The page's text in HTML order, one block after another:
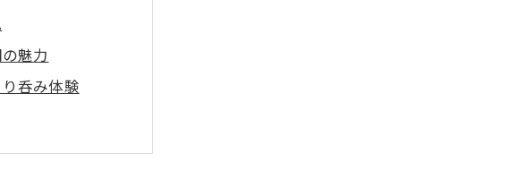
魅力
呑み体験
再発見
心のひとり呑み